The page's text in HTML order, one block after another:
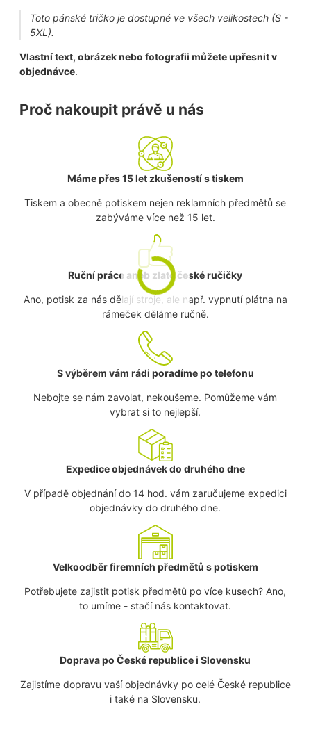
Toto pánské tričko je dostupné ve všech velikostech (S -
5XL).
Vlastní text, obrázek nebo fotografii můžete upřesnit v
objednávce.
Proč nakoupit právě u nás
Máme přes 15 let zkušeností s tiskem
Tiskem a obecně potiskem nejen reklamních předmětů se
zabýváme více než 15 let.
Ruční práce aneb zlaté české ručičky
Ano, potisk za nás dělají stroje, ale např. vypnutí plátna na
rámeček děláme ručně.
S výběrem vám rádi poradíme po telefonu
Nebojte se nám zavolat, nekoušeme. Pomůžeme vám
vybrat si to nejlepší.
Expedice objednávek do druhého dne
V případě objednání do 14 hod. vám zaručujeme expedici
objednávky do druhého dne.
Velkoodběr firemních předmětů s potiskem
Potřebujete zajistit potisk předmětů po více kusech? Ano,
to umíme - stačí nás kontaktovat.
Doprava po České republice i Slovensku
Zajistíme dopravu vaší objednávky po celé České republice
i také na Slovensku.